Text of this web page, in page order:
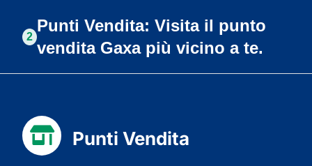
2
Punti Vendita: Visita il punto
vendita Gaxa più vicino a te.
Punti Vendita